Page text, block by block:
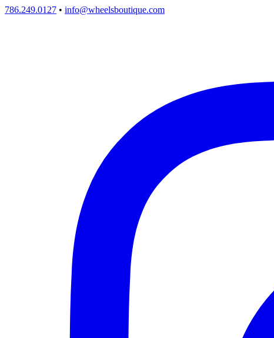
786.249.0127 • info@wheelsboutique.com